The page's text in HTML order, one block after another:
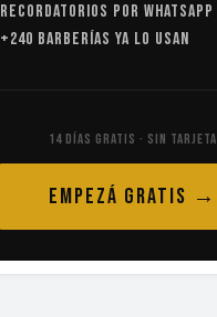
RECORDATORIOS POR WHATSAPP
+240 BARBERÍAS YA LO USAN
14 DÍAS GRATIS · SIN TARJETA
EMPEZÁ GRATIS →